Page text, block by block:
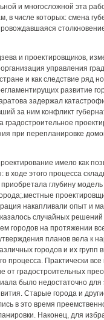
и многосложной эта
в числе которых: смена
и проектировщиков,
управления
и как следствие ряд
развитие
задержал
за ним конфликт
градостроительное
при перепланировке
имело как
в ходе этого процесса
глубину
накапливали опыт и
случайных
городов на протяжении
планов вела к
городов и их групп
процесса. Практически
от градостроительных
было недостаточно
Старые города и
в это время
Наконец, для